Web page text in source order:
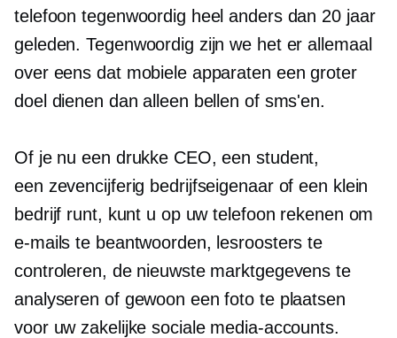
telefoon tegenwoordig heel anders dan 20 jaar
geleden. Tegenwoordig zijn we het er allemaal
over eens dat mobiele apparaten een groter
doel dienen dan alleen bellen of sms'en.
Of je nu een drukke CEO, een student,
een zevencijferig bedrijfseigenaar of een klein
bedrijf runt, kunt u op uw telefoon rekenen om
e-mails te beantwoorden, lesroosters te
controleren, de nieuwste marktgegevens te
analyseren of gewoon een foto te plaatsen
voor uw zakelijke sociale media-accounts.